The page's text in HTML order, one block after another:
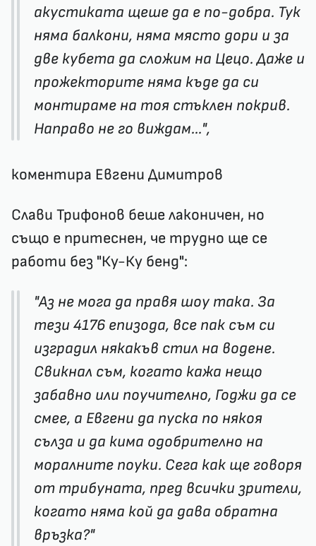
акустиката щеше да е по-добра. Тук
няма балкони, няма място дори и за
две кубета да сложим на Цецо. Даже и
прожекторите няма къде да си
монтираме на тоя стъклен покрив.
Направо не го виждам...",
коментира Евгени Димитров
Слави Трифонов беше лаконичен, но
също е притеснен, че трудно ще се
работи без "Ку-Ку бенд":
"Аз не мога да правя шоу така. За
тези 4176 епизода, все пак съм си
изградил някакъв стил на водене.
Свикнал съм, когато кажа нещо
забавно или поучително, Годжи да се
смее, а Евгени да пуска по някоя
сълза и да кима одобрително на
моралните поуки. Сега как ще говоря
от трибуната, пред всички зрители,
когато няма кой да дава обратна
връзка?"